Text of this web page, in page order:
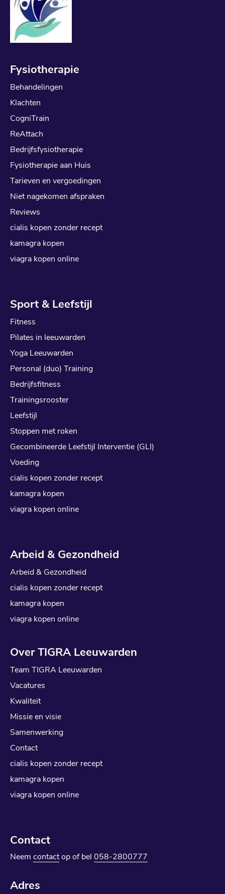
Fysiotherapie
Behandelingen
Klachten
CogniTrain
ReAttach
Bedrijfsfysiotherapie
Fysiotherapie aan Huis
Tarieven en vergoedingen
Niet nagekomen afspraken
Reviews
cialis kopen zonder recept
kamagra kopen
viagra kopen online
Sport & Leefstijl
Fitness
Pilates in leeuwarden
Yoga Leeuwarden
Personal (duo) Training
Bedrijfsfitness
Trainingsrooster
Leefstijl
Stoppen met roken
Gecombineerde Leefstijl Interventie (GLI)
Voeding
cialis kopen zonder recept
kamagra kopen
viagra kopen online
Arbeid & Gezondheid
Arbeid & Gezondheid
cialis kopen zonder recept
kamagra kopen
viagra kopen online
Over TIGRA Leeuwarden
Team TIGRA Leeuwarden
Vacatures
Kwaliteit
Missie en visie
Samenwerking
Contact
cialis kopen zonder recept
kamagra kopen
viagra kopen online
Contact
Neem contactop of bel 058-2800777
Adres